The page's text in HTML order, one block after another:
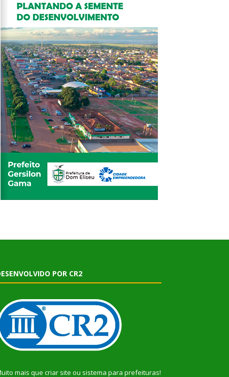
POR CR2
mais que criar site ou sistema para prefeituras!